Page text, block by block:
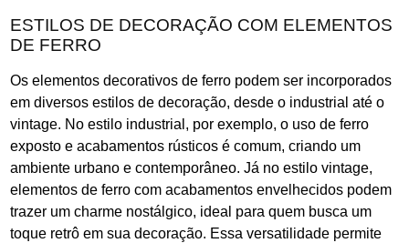
ESTILOS DE DECORAÇÃO COM ELEMENTOS
DE FERRO
Os elementos decorativos de ferro podem ser incorporados
em diversos estilos de decoração, desde o industrial até o
vintage. No estilo industrial, por exemplo, o uso de ferro
exposto e acabamentos rústicos é comum, criando um
ambiente urbano e contemporâneo. Já no estilo vintage,
elementos de ferro com acabamentos envelhecidos podem
trazer um charme nostálgico, ideal para quem busca um
toque retrô em sua decoração. Essa versatilidade permite